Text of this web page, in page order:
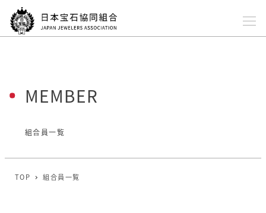
メ
イ
テ
移
MEMBER
組合員一覧
TOP 組合員一覧